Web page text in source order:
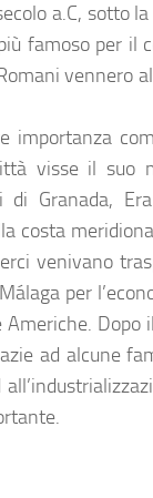
a.C, sotto
famoso per il
vennero
importanza
visse il suo
di Granada,
costa
venivano
per
Dopo
ad alcune